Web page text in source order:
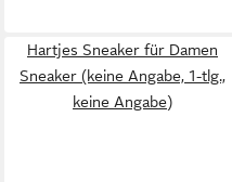
Hartjes Sneaker für Damen
Sneaker (keine Angabe, 1-tlg.,
keine Angabe)